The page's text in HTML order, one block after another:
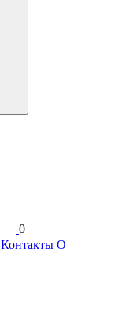
0
Контакты О